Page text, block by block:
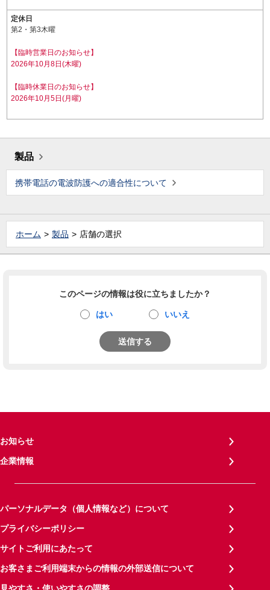
定休日
第2・第3木曜
【臨時営業日のお知らせ】
2026年10月8日(木曜)
【臨時休業日のお知らせ】
2026年10月5日(月曜)
製品
携帯電話の電波防護への適合性について
ホーム 製品 店舗の選択
このページの情報は役に立ちましたか？
はい いいえ
送信する
お知らせ
企業情報
パーソナルデータ（個人情報など）について
プライバシーポリシー
サイトご利用にあたって
お客さまご利用端末からの情報の外部送信について